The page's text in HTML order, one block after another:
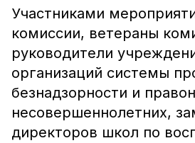
Участниками
комиссии, ветераны
руководители
организаций системы
безнадзорности и
несовершеннолетних,
директоров школ по